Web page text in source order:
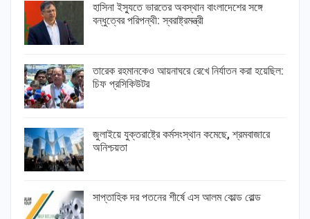
হাসিনা ইস্যুতে ভারতের অবস্থান বাংলাদেশের সঙ্গে
বন্ধুত্বের পরিপন্থী: স্বরাষ্ট্রমন্ত্রী
তারেক রহমানকেও আয়নাঘরে রেখে নির্যাতন করা হয়েছিল:
চিফ প্রসিকিউটর
জুলাইয়ে যুক্তরাষ্ট্রে কর্মসংস্থান কমেছে, শ্রমবাজারে
অনিশ্চয়তা
সাপ্তাহিক দর পতনের শীর্ষে এস আলম কোল্ড রোল্ড